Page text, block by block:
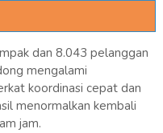
dan 8.043 pelanggan
mengalami
koordinasi cepat dan
menormalkan kembali
jam.